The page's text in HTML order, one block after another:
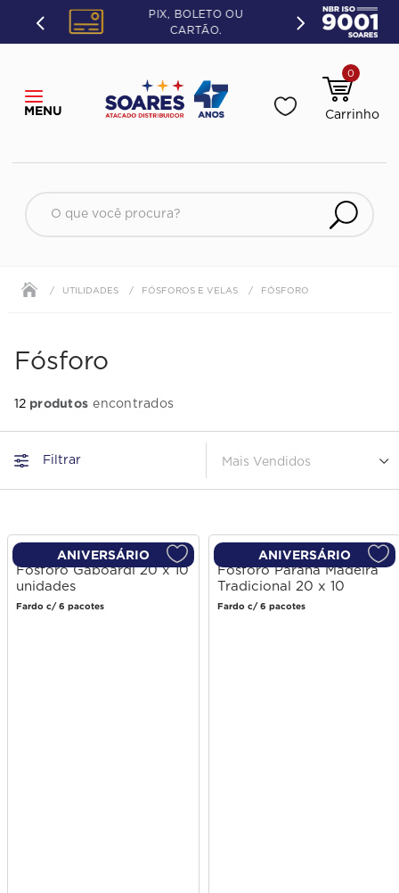
PIX, BOLETO OU
CARTÃO.
0
O que você procura?
UTILIDADES FÓSFOROS E VELAS FÓSFORO
Fósforo
12 produtos
Filtrar Mais Vendidos
ANIVERSÁRIO
Fósforo Gaboardi 20 x 10
unidades
Fardo c/ 6 pacotes
ANIVERSÁRIO
Fósforo Paraná Madeira
Tradicional 20 x 10
unidades
Fardo c/ 6 pacotes